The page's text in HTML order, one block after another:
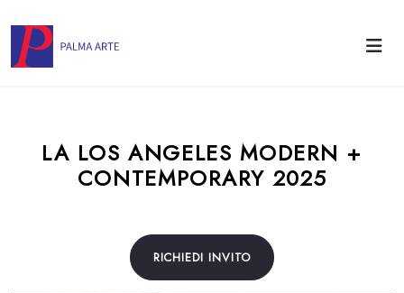
LA LOS ANGELES MODERN +
CONTEMPORARY 2025
RICHIEDI INVITO